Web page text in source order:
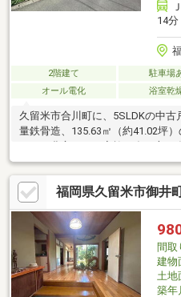
14分
2階建て 駐車場
オール電化
浴室乾
久留米市合川町に、5SLDKの中
量鉄骨造、135.63㎡（約41.02坪
の方にもおすすめです。土地面積
ル電化仕様で、IHクッキングヒー
能など設備も充実しています。JR
で徒歩約14分。スーパーや飲食
アで、毎日の暮らしに便利な住環
716mで、お子さまの通学にも安
良い、ファミリーにおすすめの一
器、故障中。
福岡県久留米市御井
間取
建物
土地
築年